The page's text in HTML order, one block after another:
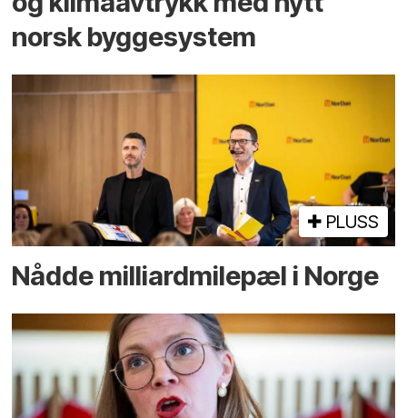
norsk bygge­system
PLUSS
Nådde milliard­­milepæl i Norge